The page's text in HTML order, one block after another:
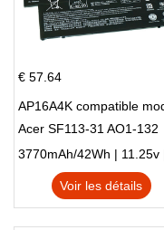
€ 57.64
AP16A4K compatible
Acer SF113-31 AO1-132
NE132
Voir les détails